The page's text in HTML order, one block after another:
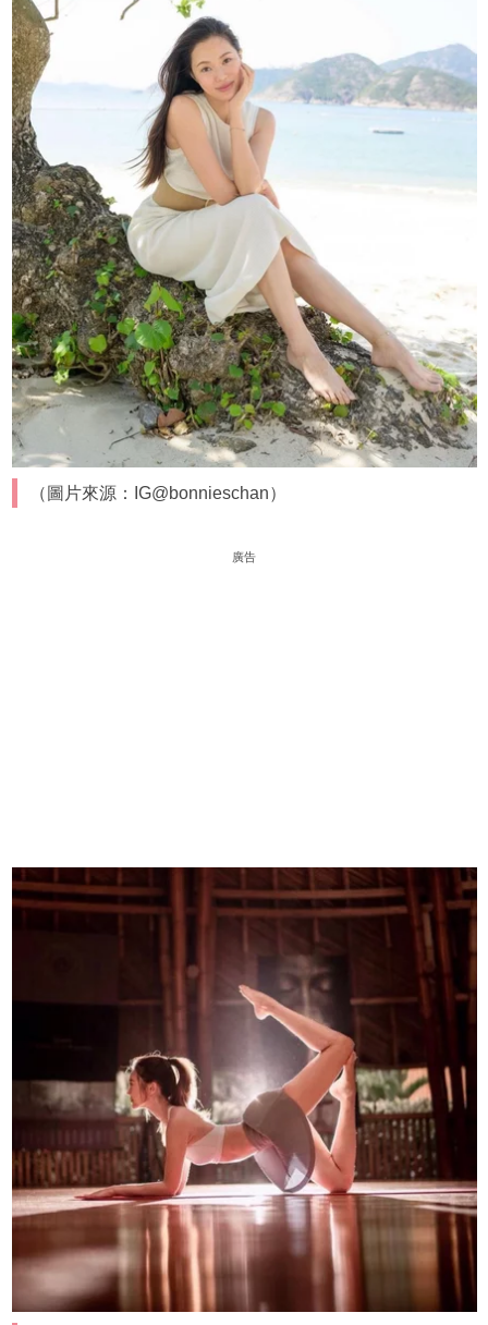
（圖片來源：IG@bonnieschan）
廣告